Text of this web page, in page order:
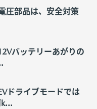
圧部品は、安全対策
バッテリーあがりの
ドライブモードでは